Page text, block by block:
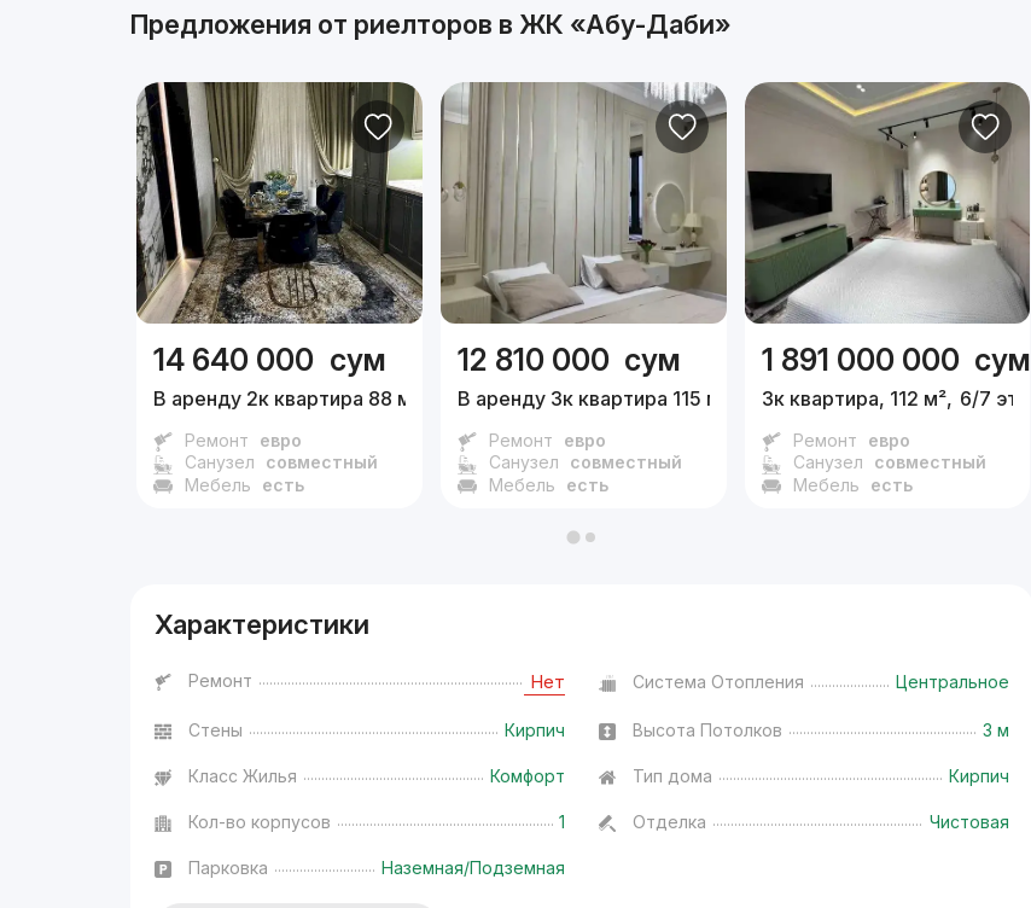
Предложения от риелторов в ЖК «Абу-Даби»
14 640 000 сум
В аренду 2к квартира 88 м², 5/9 эт.
Ремонт
евро
Санузел
совместный
Мебель
есть
12 810 000 сум
В аренду 3к квартира 115 м², 5/7 эт.
Ремонт
евро
Санузел
совместный
Мебель
есть
1 891 000 000 сум
3к квартира, 112 м², 6/7 эт.
Ремонт
евро
Санузел
совместный
Мебель
есть
Характеристики
Ремонт Нет Система Отопления Центральное
Стены Кирпич Высота Потолков 3 м
Класс Жилья Комфорт Тип дома Кирпич
Кол-во корпусов 1 Отделка Чистовая
Парковка Наземная/Подземная